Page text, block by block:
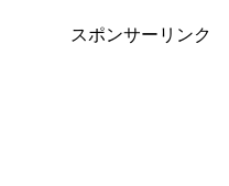
スポンサーリンク